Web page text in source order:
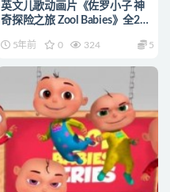
英文儿歌动画片《佐罗小子 神
奇探险之旅 Zool Babies》全20
动画片佐罗小子下载
5年前 0 324 5